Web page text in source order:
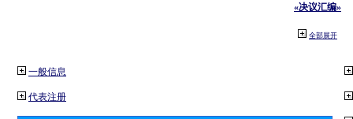
«决议汇编»
全部展开
一般信息
代表注册